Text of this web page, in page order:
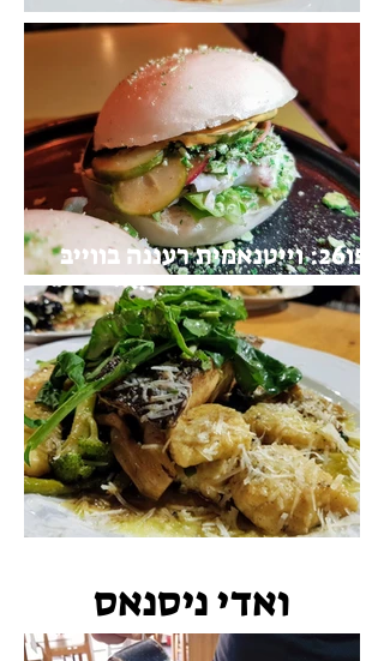
תלפיות: המלכה האם של השוק
פו26: וייטנאמית רעננה בווייבּ
טוב
ואדי ניסנאס